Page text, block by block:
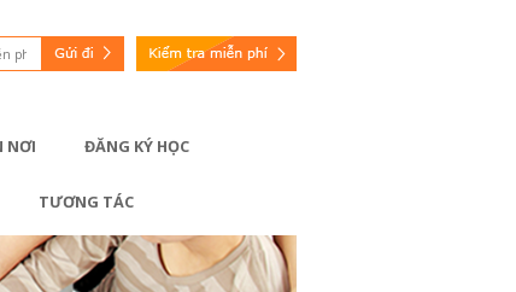
NƠI ĐĂNG KÝ HỌC
TƯƠNG TÁC